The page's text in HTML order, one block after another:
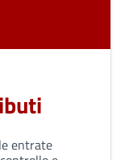
entrate